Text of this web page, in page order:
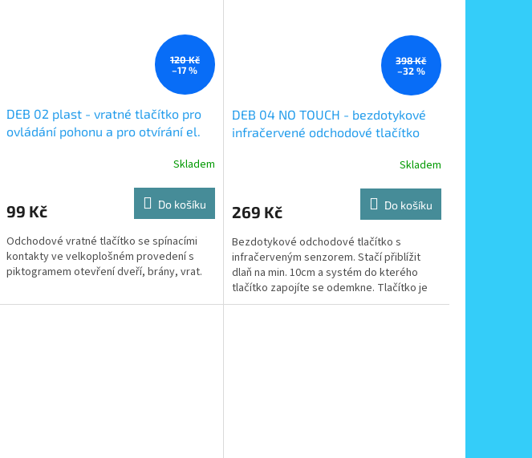
120 Kč
–17 %
DEB 02 plast - vratné tlačítko pro
ovládání pohonu a pro otvírání el.
Skladem
99 Kč Do košíku
Odchodové vratné tlačítko se spínacími
kontakty ve velkoplošném provedení s
piktogramem otevření dveří, brány, vrat.
398 Kč
–32 %
DEB 04 NO TOUCH - bezdotykové
infračervené odchodové tlačítko
Skladem
269 Kč Do košíku
Bezdotykové odchodové tlačítko s
infračerveným senzorem. Stačí přiblížit
dlaň na min. 10cm a systém do kterého
tlačítko zapojíte se odemkne. Tlačítko je
nutné napájet 12V